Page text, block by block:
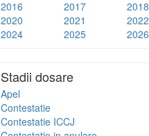
2016
2017 2018
2020
2021 2022
2024
2025 2026
Stadii dosare
Apel
Contestatie
Contestatie ICCJ